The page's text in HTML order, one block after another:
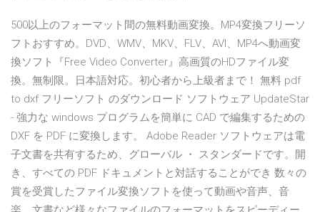
500以上のフォーマット間の無料動画変換。MP4変換フリーソ
フトおすすめ。DVD、WMV、MKV、FLV、AVI、MP4へ動画変
換ソフト『Free Video Converter』高画質のHDファイル変
換。無制限。日本語対応。初心者から上級者まで！ 無料 pdf
to dxf フリーソフト のダウンロード ソフトウェア UpdateStar
- 強力な windows プログラムを簡単に CAD で編集するための
DXF を PDF に変換します。 Adobe Reader ソフトウェアは電
子文書を共有するため、グローバル ・ スタンダードです。開
き、すべての PDF ドキュメントと対話することができ 数々の
賞を受賞したファイル変換ソフトを使って動画や音声、音